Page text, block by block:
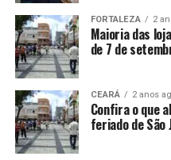
FORTALEZA 2
Maioria das
de 7 de
CEARÁ 2 anos
Confira o que
feriado de